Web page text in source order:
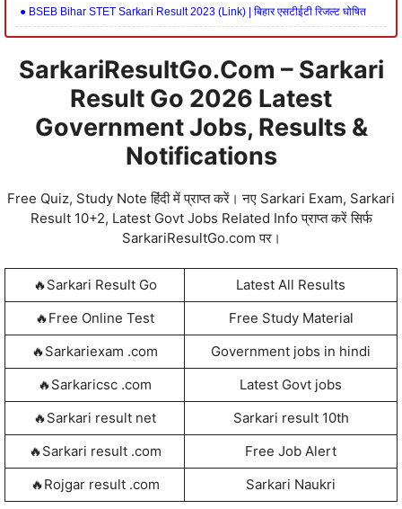
● BSEB Bihar STET Sarkari Result 2023 (Link) | बिहार एसटीईटी रिजल्ट घोषित
SarkariResultGo.com – Sarkari
Result Go 2026 Latest
Government Jobs, Results &
Notifications
Free Quiz, Study Note हिंंदी में प्राप्‍त करें। नए Sarkari Exam, Sarkari
Result 10+2, Latest Govt Jobs Related Info प्राप्त करें सिर्फ
SarkariResultGo.com पर।
🔥Sarkari Result Go
Latest All Results
🔥Free Online Test
Free Study Material
🔥Sarkariexam .com
Government jobs in hindi
🔥Sarkaricsc .com
Latest Govt jobs
🔥Sarkari result net
Sarkari result 10th
🔥Sarkari result .com
Free Job Alert
🔥Rojgar result .com
Sarkari Naukri